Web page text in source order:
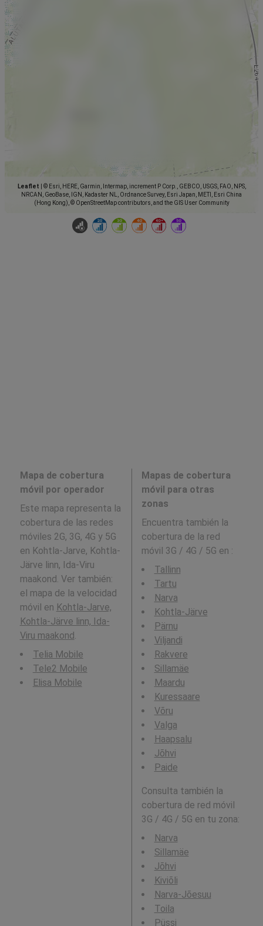
Leaflet
© Esri, HERE, Garmin, Intermap, increment P Corp., GEBCO, USGS, FAO, NPS,
NRCAN, GeoBase, IGN, Kadaster NL, Ordnance Survey, Esri Japan, METI, Esri China
(Hong Kong), © OpenStreetMap contributors, and the GIS User Community
Mapa de cobertura
móvil por operador
Este mapa representa la
cobertura de las redes
móviles 2G, 3G, 4G y 5G
en Kohtla-Jarve, Kohtla-
Järve linn, Ida-Viru
maakond. Ver también:
el mapa de la velocidad
móvil en Kohtla-Jarve,
Kohtla-Järve linn, Ida-
Viru maakond
Telia Mobile
Tele2 Mobile
Elisa Mobile
Mapas de cobertura
móvil para otras
zonas
Encuentra también la
cobertura de la red
móvil 3G / 4G / 5G en :
Tallinn
Tartu
Narva
Kohtla-Järve
Pärnu
Viljandi
Rakvere
Sillamäe
Maardu
Kuressaare
Võru
Valga
Haapsalu
Jõhvi
Paide
Consulta también la
cobertura de red móvil
3G / 4G / 5G en tu zona:
Narva
Sillamäe
Jõhvi
Kiviõli
Narva-Jõesuu
Toila
Püssi